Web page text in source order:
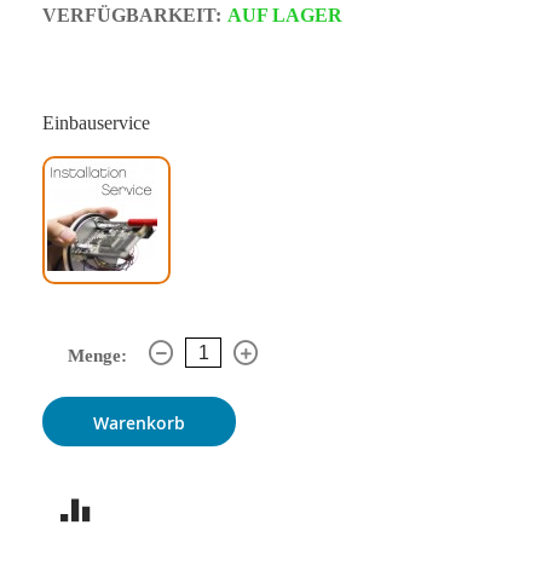
VERFÜGBARKEIT: AUF LAGER
Einbauservice
Menge:
Warenkorb